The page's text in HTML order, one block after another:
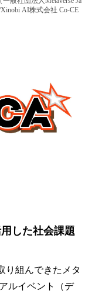
AI株式会社 Co-CE
した社会課題
り組んできたメタ
ルイベント（デ